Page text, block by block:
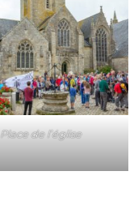
Place de l’église